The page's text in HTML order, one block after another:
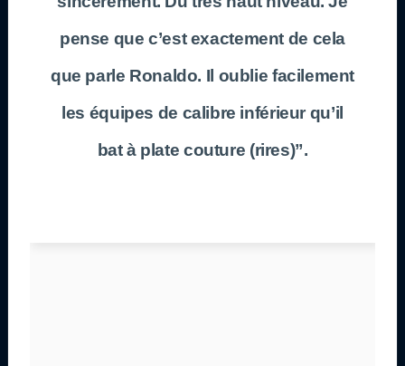
pense que c’est exactement de cela
que parle Ronaldo. Il oublie facilement
les équipes de calibre inférieur qu’il
bat à plate couture (rires)”.